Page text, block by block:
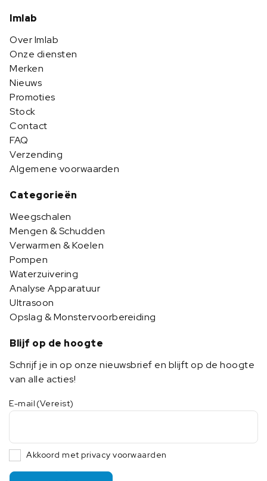
Imlab
Over Imlab
Onze diensten
Merken
Nieuws
Promoties
Stock
Contact
FAQ
Verzending
Algemene voorwaarden
Categorieën
Weegschalen
Mengen & Schudden
Verwarmen & Koelen
Pompen
Waterzuivering
Analyse Apparatuur
Ultrasoon
Opslag & Monstervoorbereiding
Blijf op de hoogte
Schrijf je in op onze nieuwsbrief en blijft op de hoogte
van alle acties!
E-mail (Vereist)
Akkoord met privacy voorwaarden